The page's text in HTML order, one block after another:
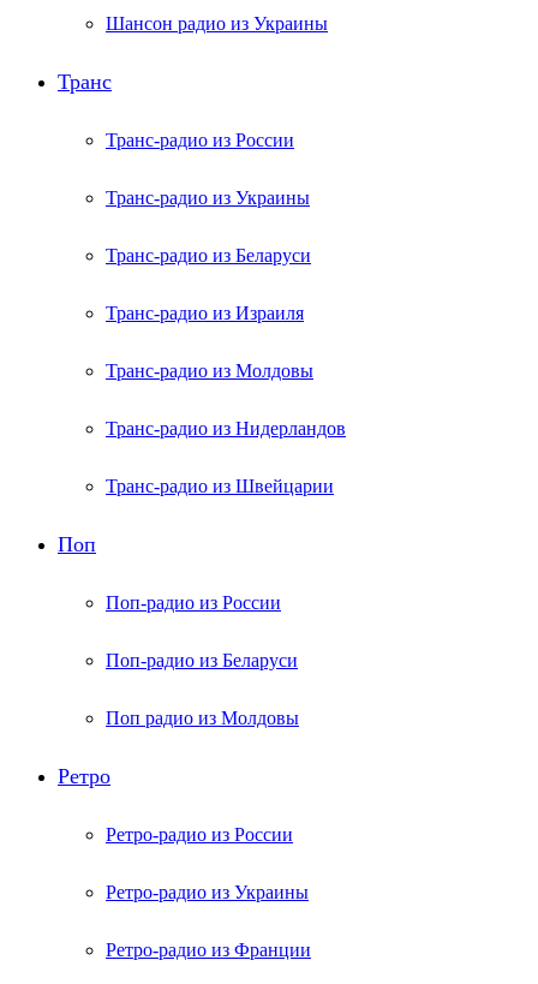
Шансон радио из Украины
Транс
Транс-радио из России
Транс-радио из Украины
Транс-радио из Беларуси
Транс-радио из Израиля
Транс-радио из Молдовы
Транс-радио из Нидерландов
Транс-радио из Швейцарии
Поп
Поп-радио из России
Поп-радио из Беларуси
Поп радио из Молдовы
Ретро
Ретро-радио из России
Ретро-радио из Украины
Ретро-радио из Франции